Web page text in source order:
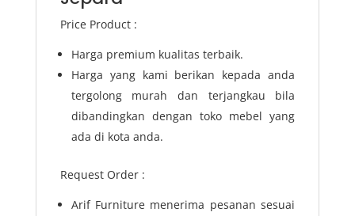
Price Product :
Harga premium kualitas terbaik.
Harga yang kami berikan kepada anda
tergolong murah dan terjangkau bila
dibandingkan dengan toko mebel yang
ada di kota anda.
Request Order :
Arif Furniture menerima pesanan sesuai